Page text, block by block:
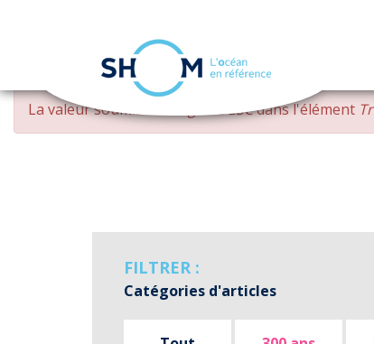
Aller
contenu
MESSAGE
D'ERREUR
La valeur soumise changed DESCdans l'élément
FILTRER :
Catégories d'articles